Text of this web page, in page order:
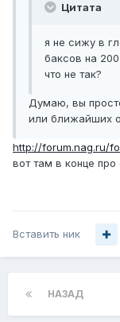
Цитата
я не сижу в
баксов на
что не так?
Думаю, вы
или ближайших
http://forum.nag.ru/
вот там в конце про
Вставить ник
НАЗАД